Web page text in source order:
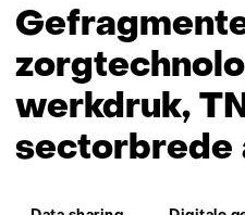
TNO
pleit
voor
werkdruk,
sectorbrede
Thema: